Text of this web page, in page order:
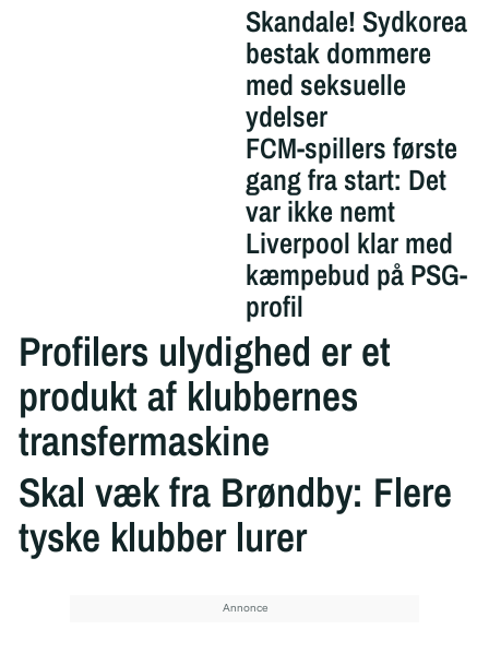
Skandale! Sydkorea
bestak dommere
med seksuelle
ydelser
FCM-spillers første
gang fra start: Det
var ikke nemt
Liverpool klar med
kæmpebud på PSG-
profil
Profilers ulydighed er et
produkt af klubbernes
transfermaskine
Skal væk fra Brøndby: Flere
tyske klubber lurer